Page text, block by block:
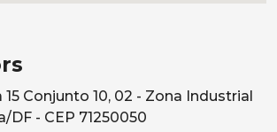
15 Conjunto 10, 02 - Zona Industrial
DF - CEP 71250050